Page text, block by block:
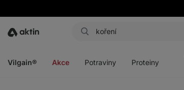
Aktin
Vilgain® Akce Potraviny Proteiny